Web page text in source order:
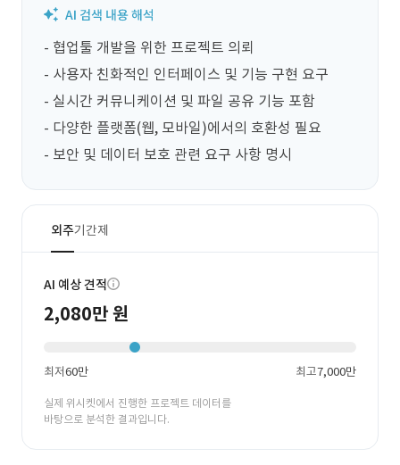
- 협업툴 개발을 위한 프로젝트 의뢰
- 사용자 친화적인 인터페이스 및 기능 구현 요구
- 실시간 커뮤니케이션 및 파일 공유 기능 포함
- 다양한 플랫폼(웹, 모바일)에서의 호환성 필요
- 보안 및 데이터 보호 관련 요구 사항 명시
외주기간제
AI 예상 견적
2,080만 원
최저60만 최고7,000만
실제 위시켓에서 진행한 프로젝트 데이터를
바탕으로 분석한 결과입니다.